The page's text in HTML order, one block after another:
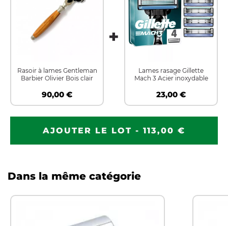
Rasoir à lames Gentleman
Barbier Olivier Bois clair
90,00 €
Lames rasage Gillette
Mach 3 Acier inoxydable
23,00 €
AJOUTER LE LOT - 113,00 €
Dans la même catégorie